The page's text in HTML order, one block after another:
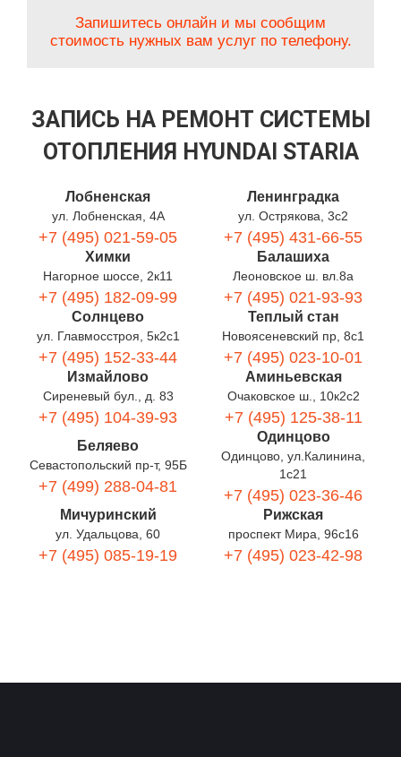
Запишитесь онлайн и мы сообщим
стоимость нужных вам услуг по телефону.
ЗАПИСЬ НА РЕМОНТ СИСТЕМЫ
ОТОПЛЕНИЯ HYUNDAI STARIA
Лобненская
ул. Лобненская, 4А
+7 (495) 021-59-05
Ленинградка
ул. Острякова, 3с2
+7 (495) 431-66-55
Химки
Нагорное шоссе, 2к11
+7 (495) 182-09-99
Балашиха
Леоновское ш. вл.8а
+7 (495) 021-93-93
Солнцево
ул. Главмосстроя, 5к2с1
+7 (495) 152-33-44
Теплый стан
Новоясеневский пр, 8с1
+7 (495) 023-10-01
Измайлово
Сиреневый бул., д. 83
+7 (495) 104-39-93
Аминьевская
Очаковское ш., 10к2с2
+7 (495) 125-38-11
Беляево
Севастопольский пр-т, 95Б
+7 (499) 288-04-81
Одинцово
Одинцово, ул.Калинина,
1с21
+7 (495) 023-36-46
Мичуринский
ул. Удальцова, 60
+7 (495) 085-19-19
Рижская
проспект Мира, 96с16
+7 (495) 023-42-98